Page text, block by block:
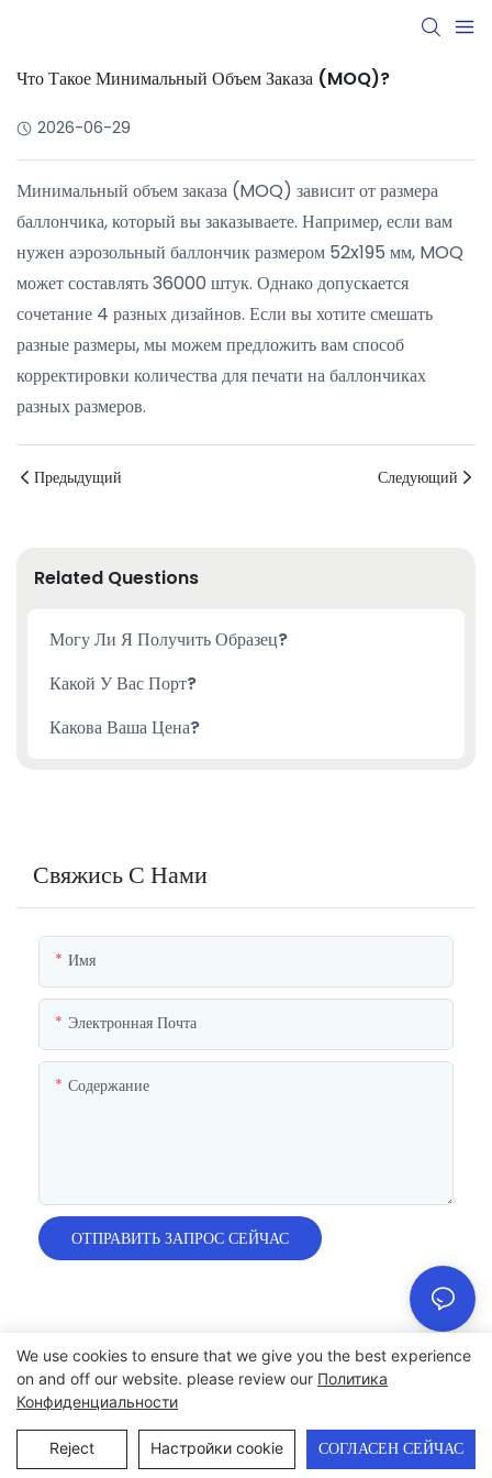
Что Такое Минимальный Объем Заказа (MOQ)?
2026-06-29
Минимальный объем заказа (MOQ) зависит от размера
баллончика, который вы заказываете. Например, если вам
нужен аэрозольный баллончик размером 52x195 мм, MOQ
может составлять 36000 штук. Однако допускается
сочетание 4 разных дизайнов. Если вы хотите смешать
разные размеры, мы можем предложить вам способ
корректировки количества для печати на баллончиках
разных размеров.
Предыдущий Следующий
Related Questions
Могу Ли Я Получить Образец?
Какой У Вас Порт?
Какова Ваша Цена?
Свяжись С Нами
Имя
Электронная Почта
Содержание
ОТПРАВИТЬ ЗАПРОС СЕЙЧАС
Авторские права © 2024 Chumboon Metal Packaging Group
Co.,Ltd. - www.chumboonpackage.com |
политика конфиденциальности
We use cookies to ensure that we give you the best experience
on and off our website. please review our Политика
Конфиденциальности
Reject Настройки cookie СОГЛАСЕН СЕЙЧАС